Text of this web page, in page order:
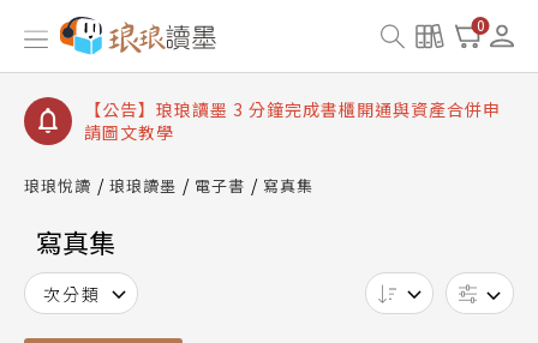
0
【公告】琅琅讀墨書櫃開通常見問題
【公告】琅琅讀墨 3 分鐘完成書櫃開通與資產合併申
【公告】琅琅書店服務升級重要說明及資產合併結果
查詢
琅琅悅讀 琅琅讀墨 電子書 寫真集
寫真集
次分類